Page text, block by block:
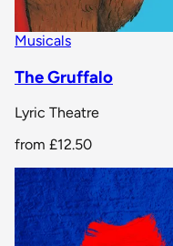
Musicals
The Gruffalo
Lyric Theatre
from £12.50